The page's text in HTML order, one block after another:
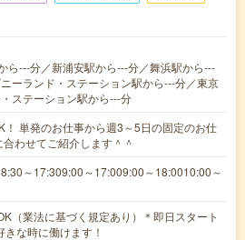
ら---分／新浦安駅から---分／舞浜駅から---
ーランド・ステーション駅から---分／東京
ステーション駅から---分
！ 単発のお仕事から週3～5日の固定のお仕
わせてご紹介します＾＾
～17:309:00～17:009:00～18:0010:00～
（業法に基づく規定あり）＊即日スタート
な時に働けます！